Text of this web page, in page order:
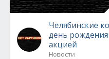
Челябинские
день
акцией
Новости